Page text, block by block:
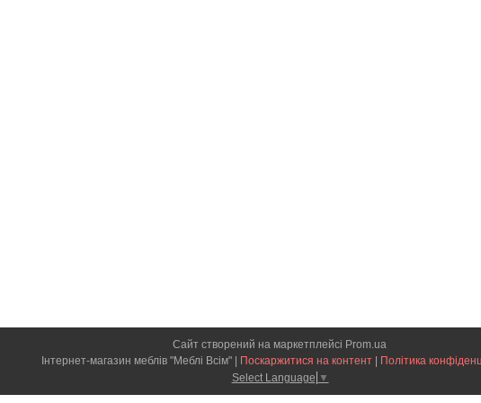
Сайт створений на маркетплейсі Prom.ua
Поскаржитися на контент
Політика
Select Language ▼